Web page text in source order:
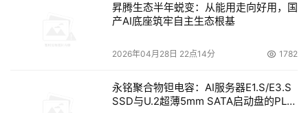
昇腾生态半年蜕变：从能用走向好用，国
产AI底座筑牢自主生态根基
2026年04月28日 22点14分 1782
永铭聚合物钽电容：AI服务器E1.S/E3.S
SSD与U.2超薄5mm SATA启动盘的PLP